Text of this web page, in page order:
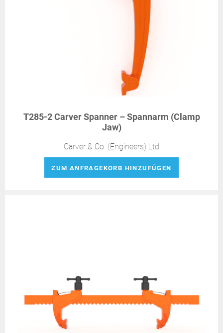
T285-2 Carver Spanner – Spannarm (Clamp
Jaw)
Carver & Co. (Engineers) Ltd
ZUM ANFRAGEKORB HINZUFÜGEN